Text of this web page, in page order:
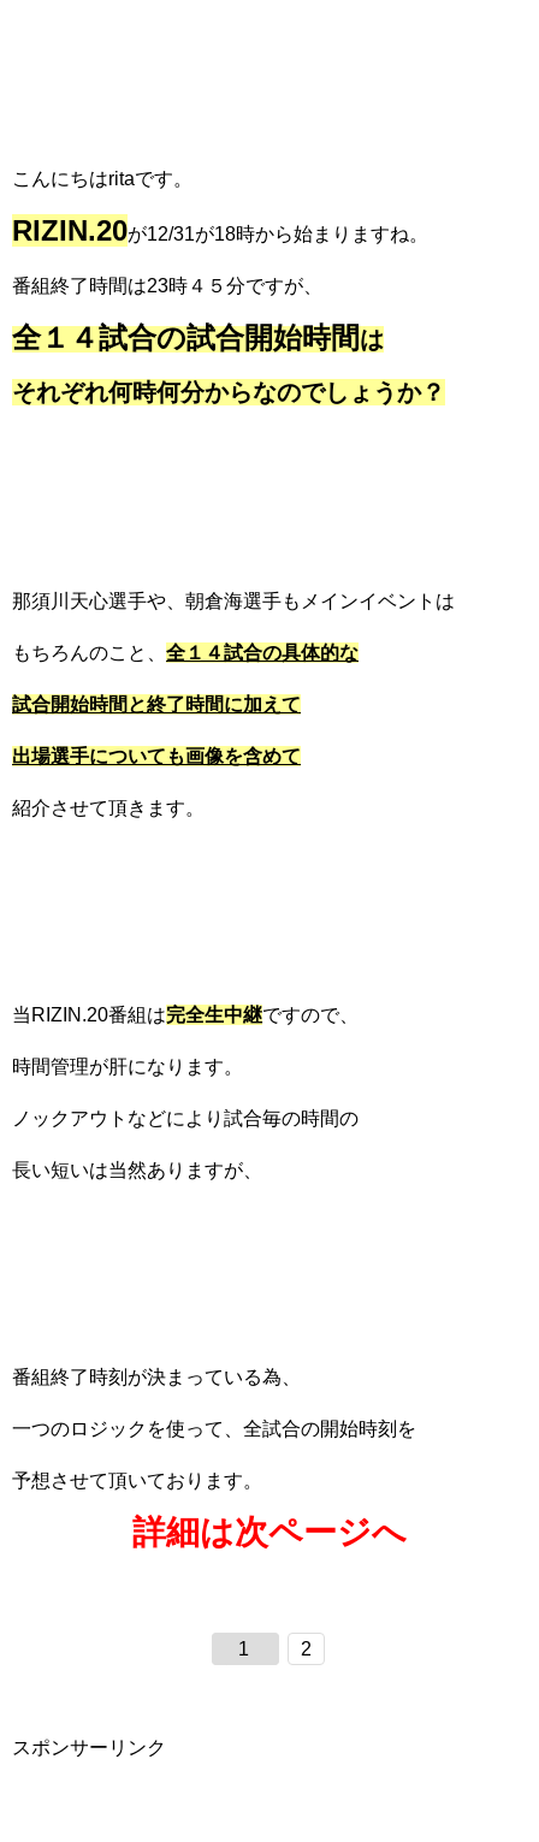
こんにちはritaです。
RIZIN.20が12/31が18時から始まりますね。
番組終了時間は23時４５分ですが、
全１４試合の試合開始時間は
それぞれ何時何分からなのでしょうか？
那須川天心選手や、朝倉海選手もメインイベントは
もちろんのこと、 全１４試合の具体的な
試合開始時間と終了時間に加えて
出場選手についても画像を含めて
紹介させて頂きます。
当RIZIN.20番組は完全生中継ですので、
時間管理が肝になります。
ノックアウトなどにより試合毎の時間の
長い短いは当然ありますが、
番組終了時刻が決まっている為、
一つのロジックを使って、全試合の開始時刻を
予想させて頂いております。
詳細は次ページへ
1 2
スポンサーリンク